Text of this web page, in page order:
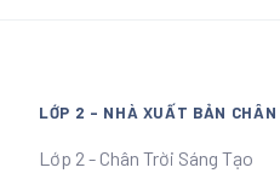
LỚP 2 - NHÀ XUẤT BẢN CHÂN
Lớp 2 - Chân Trời Sáng Tạo